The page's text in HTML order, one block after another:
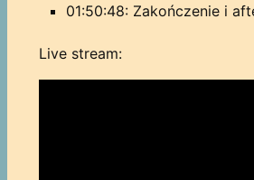
01:50:48: Zakończenie i
Live stream: